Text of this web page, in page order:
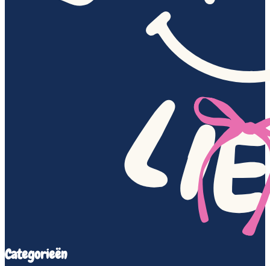
Categorieën